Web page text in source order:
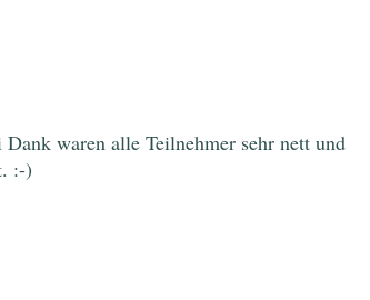
waren alle Teilnehmer sehr nett und
:-)